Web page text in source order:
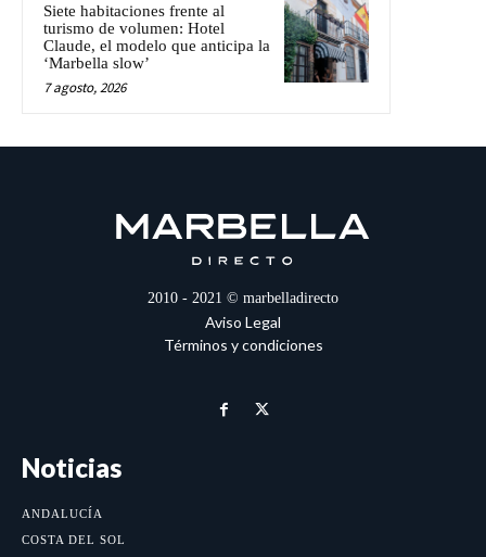
Siete habitaciones frente al
turismo de volumen: Hotel
Claude, el modelo que anticipa la
‘Marbella slow’
7 agosto, 2026
2010 - 2021 © marbelladirecto
Aviso Legal
Términos y condiciones
Noticias
ANDALUCÍA
COSTA DEL SOL